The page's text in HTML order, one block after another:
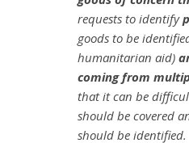
requests to identify
goods to be
humanitarian aid)
coming from
that it can be
should be covered
should be identified.